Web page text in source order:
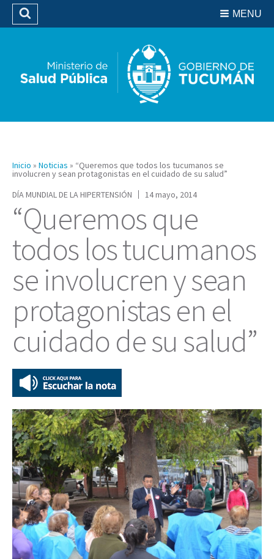
Biblioteca
MENU
Buscar
Inicio » Noticias » “Queremos que todos los tucumanos se
involucren y sean protagonistas en el cuidado de su salud”
DÍA MUNDIAL DE LA HIPERTENSIÓN
14 mayo, 2014
“Queremos que
todos los tucumanos
se involucren y sean
protagonistas en el
cuidado de su salud”